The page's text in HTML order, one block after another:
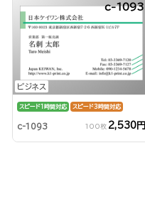
ビジネス
c-1093
スピード1時間対応 スピード3時間対応
c-1093 100枚 2,530円